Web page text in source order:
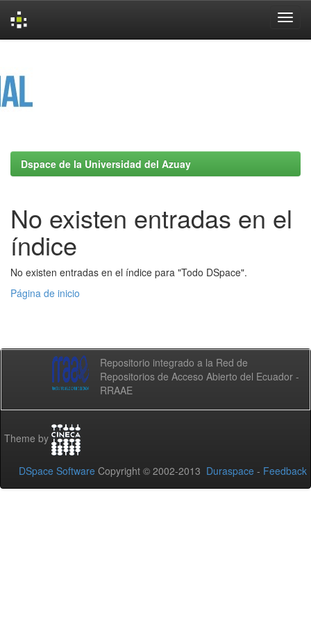
Dspace de la Universidad del Azuay
No existen entradas en el
índice
No existen entradas en el índice para "Todo DSpace".
Página de inicio
Repositorio integrado a la Red de
Repositorios de Acceso Abierto del Ecuador -
RRAAE
Theme by
DSpace Software Copyright © 2002-2013 Duraspace - Feedback